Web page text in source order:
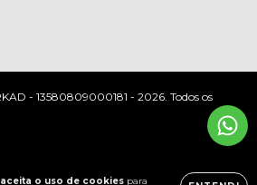
o uso de cookies para
- 13580809000181 - 2026. Todos os